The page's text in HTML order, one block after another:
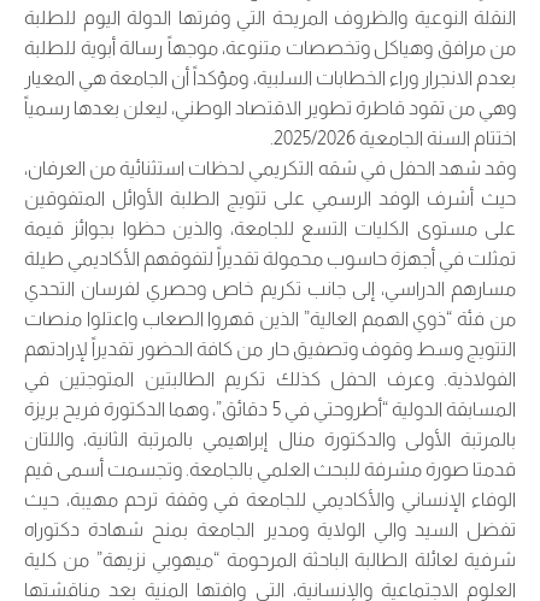
النقلة النوعية والظروف المريحة التي وفرتها الدولة اليوم للطلبة
من مرافق وهياكل وتخصصات متنوعة، موجهاً رسالة أبوية للطلبة
بعدم الانجرار وراء الخطابات السلبية، ومؤكداً أن الجامعة هي المعيار
وهي من تقود قاطرة تطوير الاقتصاد الوطني، ليعلن بعدها رسمياً
اختتام السنة الجامعية 2025/2026.
وقد شهد الحفل في شقه التكريمي لحظات استثنائية من العرفان،
حيث أشرف الوفد الرسمي على تتويج الطلبة الأوائل المتفوقين
على مستوى الكليات التسع للجامعة، والذين حظوا بجوائز قيمة
تمثلت في أجهزة حاسوب محمولة تقديراً لتفوقهم الأكاديمي طيلة
مسارهم الدراسي، إلى جانب تكريم خاص وحصري لفرسان التحدي
من فئة “ذوي الهمم العالية” الذين قهروا الصعاب واعتلوا منصات
التتويج وسط وقوف وتصفيق حار من كافة الحضور تقديراً لإرادتهم
الفولاذية. وعرف الحفل كذلك تكريم الطالبتين المتوجتين في
المسابقة الدولية “أطروحتي في 5 دقائق”، وهما الدكتورة فريح بريزة
بالمرتبة الأولى والدكتورة منال إبراهيمي بالمرتبة الثانية، واللتان
قدمتا صورة مشرفة للبحث العلمي بالجامعة. وتجسمت أسمى قيم
الوفاء الإنساني والأكاديمي للجامعة في وقفة ترحم مهيبة، حيث
تفضل السيد والي الولاية ومدير الجامعة بمنح شهادة دكتوراه
شرفية لعائلة الطالبة الباحثة المرحومة “ميهوبي نزيهة” من كلية
العلوم الاجتماعية والإنسانية، التي وافتها المنية بعد مناقشتها